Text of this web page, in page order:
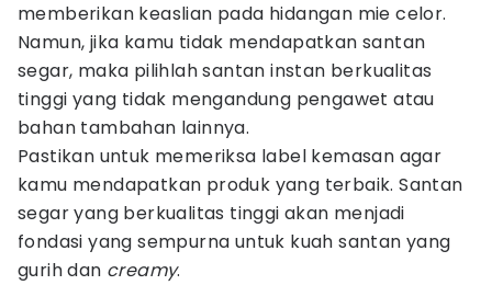
memberikan keaslian pada hidangan mie celor.
Namun, jika kamu tidak mendapatkan santan
segar, maka pilihlah santan instan berkualitas
tinggi yang tidak mengandung pengawet atau
bahan tambahan lainnya.
Pastikan untuk memeriksa label kemasan agar
kamu mendapatkan produk yang terbaik. Santan
segar yang berkualitas tinggi akan menjadi
fondasi yang sempurna untuk kuah santan yang
gurih dan creamy.